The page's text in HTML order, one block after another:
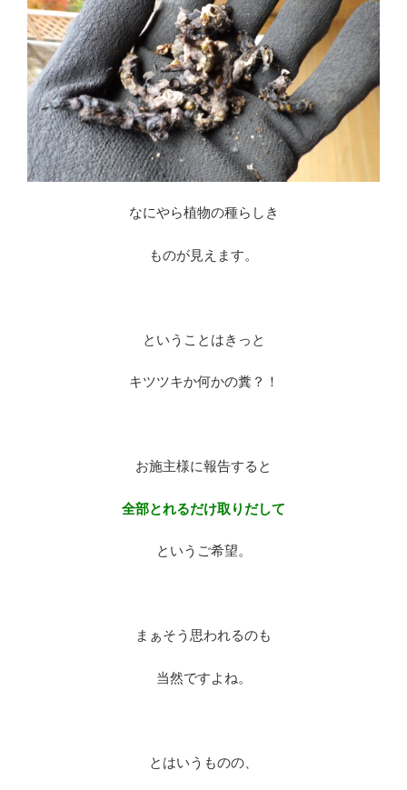
なにやら植物の種らしき
ものが見えます。
ということはきっと
キツツキか何かの糞？！
お施主様に報告すると
全部とれるだけ取りだして
というご希望。
まぁそう思われるのも
当然ですよね。
とはいうものの、